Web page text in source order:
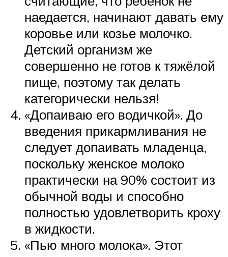
наедается, начинают давать ему
коровье или козье молочко.
Детский организм же
совершенно не готов к тяжёлой
пище, поэтому так делать
категорически нельзя!
«Допаиваю его водичкой». До
введения прикармливания не
следует допаивать младенца,
поскольку женское молоко
практически на 90% состоит из
обычной воды и способно
полностью удовлетворить кроху
в жидкости.
«Пью много молока». Этот